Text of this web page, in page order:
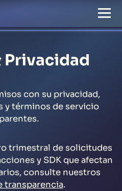
Privacidad
con su privacidad,
y términos de servicio
trimestral de solicitudes
y SDK que afectan
consulte nuestros
transparencia.